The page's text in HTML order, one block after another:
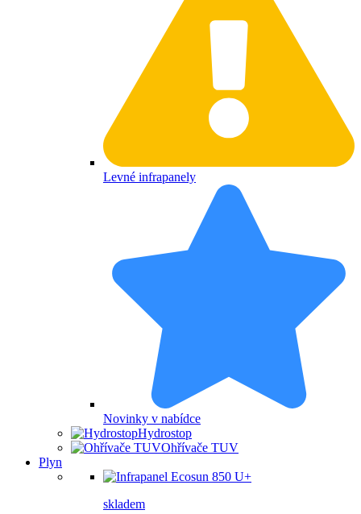
Levné infrapanely
Novinky v nabídce
Hydrostop
Ohřívače TUV
Plyn
skladem